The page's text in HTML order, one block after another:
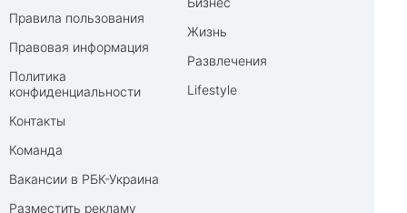
Правила пользования
Правовая информация
Политика
конфиденциальности
Контакты
Команда
Вакансии в РБК-Украина
Разместить рекламу
Жизнь
Развлечения
Lifestyle